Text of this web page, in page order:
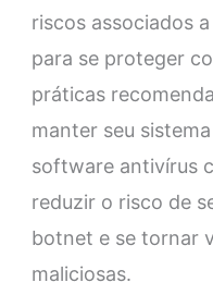
riscos associados
para se proteger
práticas
manter seu
software antivírus
reduzir o risco de
botnet e se tornar
maliciosas.